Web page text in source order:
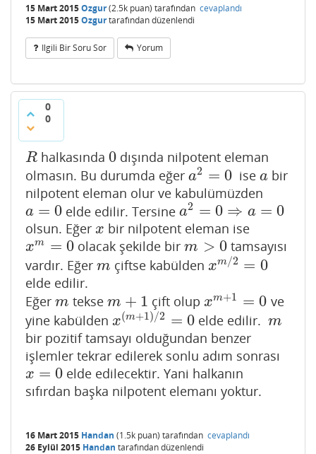
15 Mart 2015Ozgur(2.5k puan) tarafından cevaplandı
15 Mart 2015Ozgurtarafındandüzenlendi
Ilgili Bir Soru Sor Yorum
0
0
R
R halkasında 0
0 dışında nilpotent eleman
olmasın. Bu durumda eğer a2 = 0
a2 =0 isea
a bir
nilpotent eleman olur ve kabulümüzden
a = 0
a=0 elde edilir. Tersinea2 = 0 ⇒ a = 0
a2 =0⇒a =0
olsun. Eğer x
x bir nilpotent eleman ise
xm = 0
xm= 0 olacak şekilde birm > 0
m> 0
tamsayısı
vardır. Eğer m
m çiftse kabüldenxm/2 = 0
xm/2 =0
elde edilir.
Eğer m
m teksem + 1
m+1 çift olupxm+1 = 0
xm+1 =0
ve
yine kabülden x(m+1)/2 = 0
x(m+1)/2= 0 elde edilir. m
m
bir pozitif tamsayı olduğundan benzer
işlemler tekrar edilerek sonlu adım sonrası
x = 0
x= 0
elde edilecektir. Yani halkanın
sıfırdan başka nilpotent elemanı yoktur.
16 Mart 2015 Handan (1.5k puan) tarafından cevaplandı
26 Eylül 2015 Handan tarafındandüzenlendi